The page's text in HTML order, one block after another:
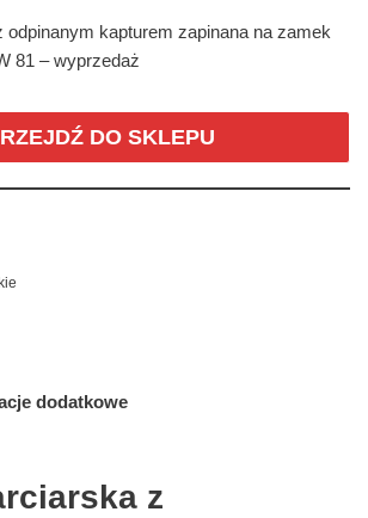
odpinanym kapturem zapinana na zamek
81 – wyprzedaż
DO SKLEPU
dodatkowe
z